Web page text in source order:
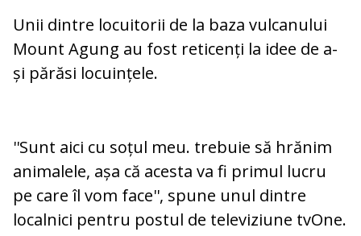
Unii dintre locuitorii de la baza vulcanului
Mount Agung au fost reticenți la idee de a-
și părăsi locuințele.
''Sunt aici cu soțul meu. trebuie să hrănim
animalele, așa că acesta va fi primul lucru
pe care îl vom face'', spune unul dintre
localnici pentru postul de televiziune tvOne.